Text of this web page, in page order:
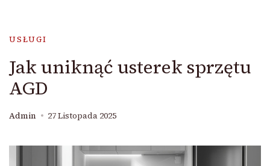
USŁUGI
Jak uniknąć usterek sprzętu
AGD
Admin 27 Listopada 2025